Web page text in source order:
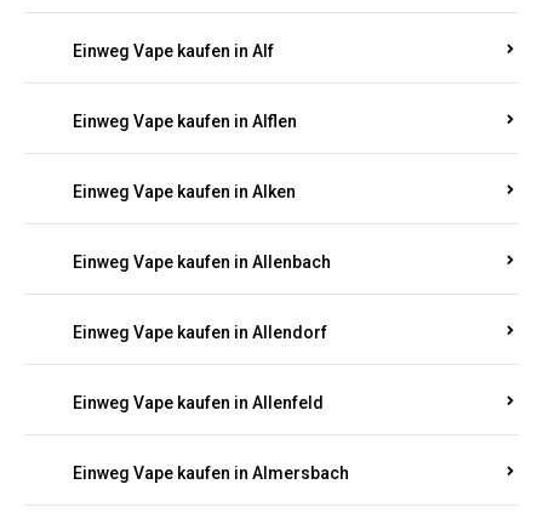
Einweg Vape kaufen in Alf
Einweg Vape kaufen in Alflen
Einweg Vape kaufen in Alken
Einweg Vape kaufen in Allenbach
Einweg Vape kaufen in Allendorf
Einweg Vape kaufen in Allenfeld
Einweg Vape kaufen in Almersbach